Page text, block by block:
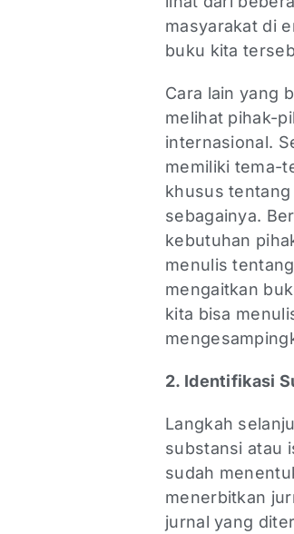
masyarakat di
buku kita
Cara lain yang
melihat pihak-
internasional.
memiliki tema-
khusus
sebagainya.
kebutuhan
menulis
mengaitkan
kita bisa
2. Identifikasi
Langkah
substansi atau
sudah
menerbitkan
jurnal yang